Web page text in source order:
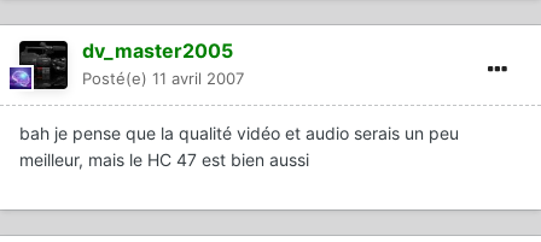
dv_master2005
Posté(e) 11 avril 2007
bah je pense que la qualité vidéo et audio serais un peu
meilleur, mais le HC 47 est bien aussi